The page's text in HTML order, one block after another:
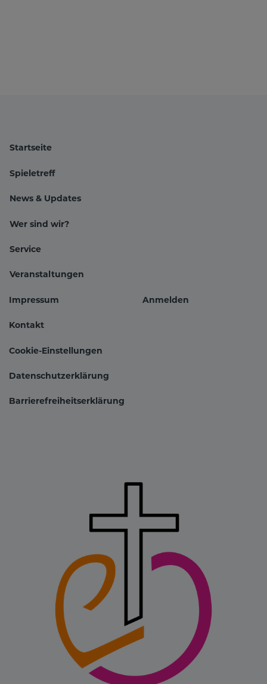
Hauptnavigation
Startseite
Spieletreff
News & Updates
Wer sind wir?
Service
Veranstaltungen
Fußbereichsmenü
Impressum
Kontakt
Cookie-Einstellungen
Datenschutzerklärung
Barrierefreiheitserklärung
Anmelden